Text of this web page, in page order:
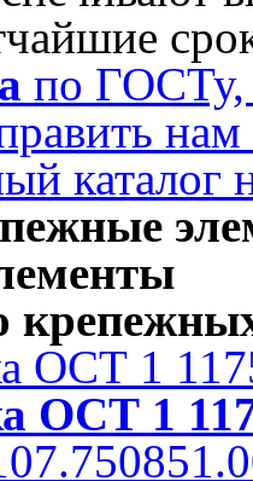
по ГОСТу,
каталог
ОСТ 1